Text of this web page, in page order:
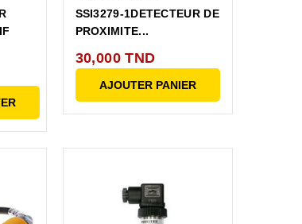
SSI3279-1DETECTEUR DE
PROXIMITE...
30,000 TND
AJOUTER PANIER